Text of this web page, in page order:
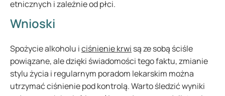
etnicznych i zależnie od płci.
Wnioski
Spożycie alkoholu iciśnienie krwi są ze sobą ściśle
powiązane, ale dzięki świadomości tego faktu, zmianie
stylu życia i regularnym poradom lekarskim można
utrzymać ciśnienie pod kontrolą. Warto śledzić wyniki